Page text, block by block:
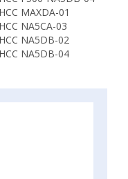
MAXDA-01
NA5CA-03
NA5DB-02
NA5DB-04